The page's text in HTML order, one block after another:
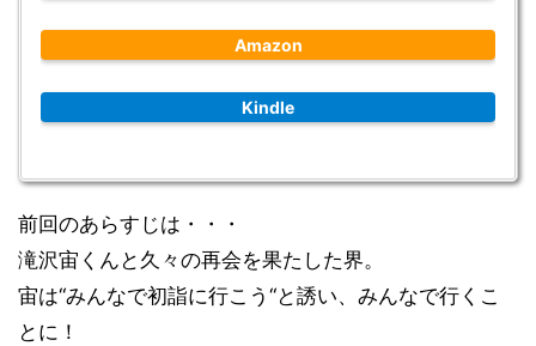
Amazon
Kindle
前回のあらすじは・・・
滝沢宙くんと久々の再会を果たした界。
宙は“みんなで初詣に行こう“と誘い、みんなで行くこ
とに！